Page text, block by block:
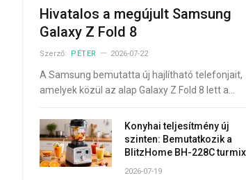
Hivatalos a megújult Samsung
Galaxy Z Fold 8
Szerző: PÉTER 2026-07-22
A Samsung bemutatta új hajlítható telefonjait,
amelyek közül az alap Galaxy Z Fold 8 lett a…
Konyhai teljesítmény új
szinten: Bemutatkozik a
BlitzHome BH-228C
2026-07-19